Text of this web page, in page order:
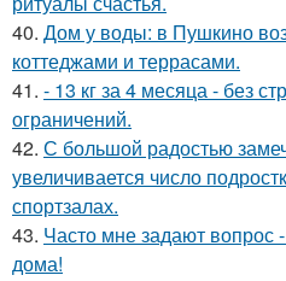
40. Дом у воды: в Пушкино
коттеджами и террасами.
41. - 13 кг за 4 месяца - без
ограничений.
42. С большой радостью
увеличивается число
спортзалах.
43. Часто мне задают вопрос
дома!